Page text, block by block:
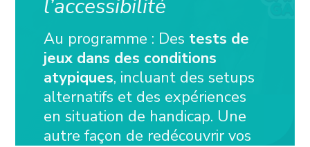
l’accessibilité
Au programme : Des tests de
jeux dans des conditions
atypiques, incluant des setups
alternatifs et des expériences
en situation de handicap. Une
autre façon de redécouvrir vos